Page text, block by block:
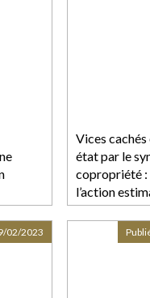
Vices
état par le
copropriété :
l’action
02/2023